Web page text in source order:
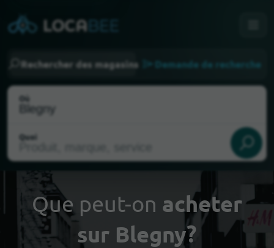
Rechercher des magasins Demande de recherche
Où
Quoi
Choisir ma localisation
Que peut-on acheter
sur Blegny?